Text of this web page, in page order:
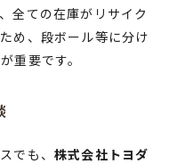
全ての在庫がリサイク
め、段ボール等に分け
重要です。
でも、 株式会社トヨダ